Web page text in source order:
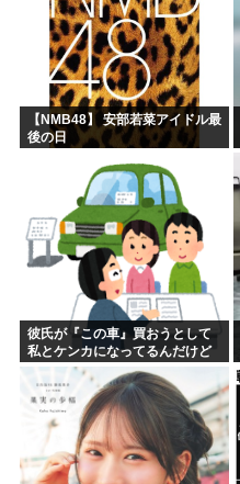
【NMB48】 安部若菜アイドル最
後の日
彼氏が『この車』買おうとして
私とケンカになってるんだけど
ｗｗｗｗｗｗ